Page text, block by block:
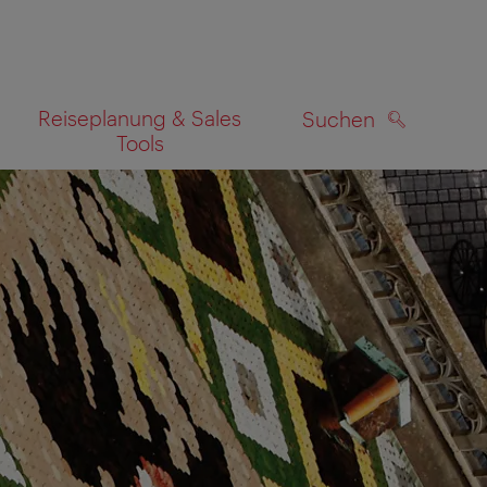
Reiseplanung & Sales
Tools
Suchen
SUCHEN